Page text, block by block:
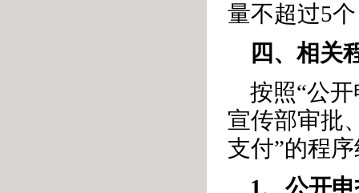
量不超过5
四、相关
按照“公
宣传部审批
支付”的程
1、公开